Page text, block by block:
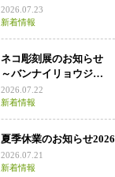
2026.07.23
新着情報
ネコ彫刻展のお知らせ
～バンナイリョウジ…
2026.07.22
新着情報
夏季休業のお知らせ2026
2026.07.21
新着情報